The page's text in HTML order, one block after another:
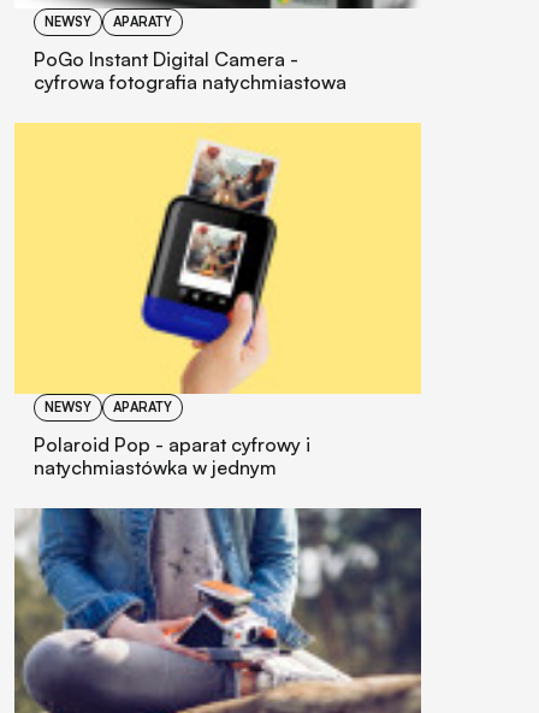
NEWSY APARATY
PoGo Instant Digital Camera -
cyfrowa fotografia natychmiastowa
NEWSY APARATY
Polaroid Pop - aparat cyfrowy i
natychmiastówka w jednym